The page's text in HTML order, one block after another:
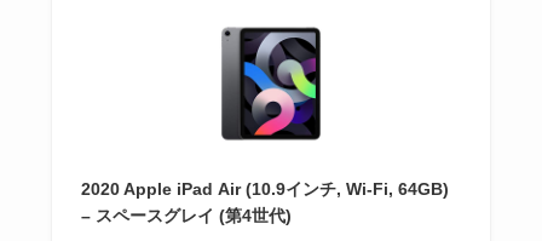
2020 Apple iPad Air (10.9インチ, Wi-Fi, 64GB)
– スペースグレイ (第4世代)